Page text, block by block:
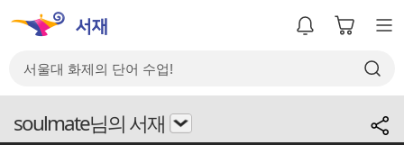
soulmate님의 서재